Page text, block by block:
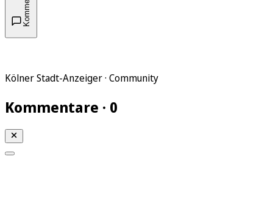
Kölner Stadt-Anzeiger · Community
Kommentare · 0